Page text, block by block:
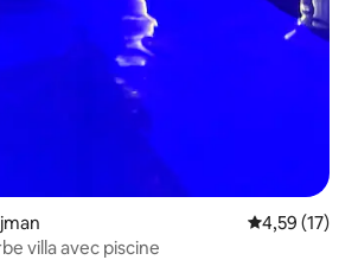
Évaluation
4,59 (17)
villa avec piscine